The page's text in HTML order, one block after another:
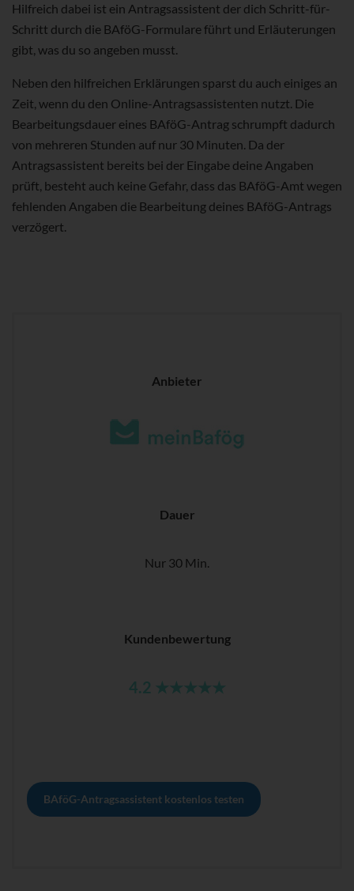
Hilfreich dabei ist ein Antragsassistent der dich Schritt-für-
Schritt durch die BAföG-Formulare führt und Erläuterungen
gibt, was du so angeben musst.
Neben den hilfreichen Erklärungen sparst du auch einiges an
Zeit, wenn du den Online-Antragsassistenten nutzt. Die
Bearbeitungsdauer eines BAföG-Antrag schrumpft dadurch
von mehreren Stunden auf nur 30 Minuten. Da der
Antragsassistent bereits bei der Eingabe deine Angaben
prüft, besteht auch keine Gefahr, dass das BAföG-Amt wegen
fehlenden Angaben die Bearbeitung deines BAföG-Antrags
verzögert.
Anbieter
Dauer
Nur 30 Min.
Kundenbewertung
4.2 ★★★★★
BAföG-Antragsassistent kostenlos testen